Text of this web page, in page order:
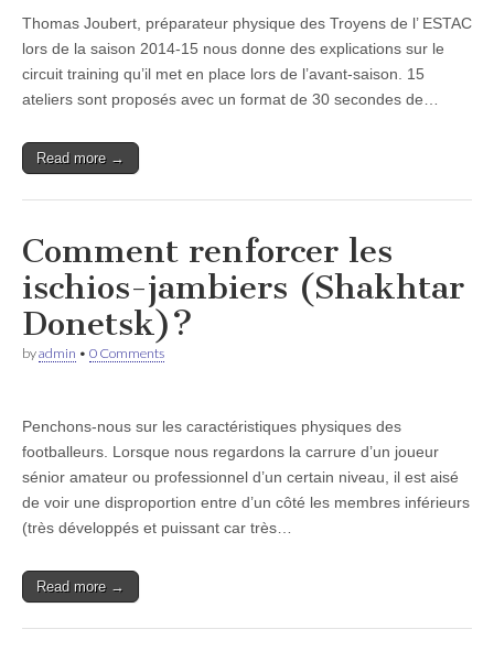
Thomas Joubert, préparateur physique des Troyens de l’ ESTAC
lors de la saison 2014-15 nous donne des explications sur le
circuit training qu’il met en place lors de l’avant-saison. 15
ateliers sont proposés avec un format de 30 secondes de…
Read more →
Comment renforcer les
ischios-jambiers (Shakhtar
Donetsk)?
byadmin • 0 Comments
Penchons-nous sur les caractéristiques physiques des
footballeurs. Lorsque nous regardons la carrure d’un joueur
sénior amateur ou professionnel d’un certain niveau, il est aisé
de voir une disproportion entre d’un côté les membres inférieurs
(très développés et puissant car très…
Read more →